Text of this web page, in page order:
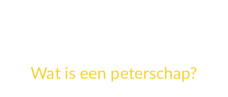
Wat is een peterschap?